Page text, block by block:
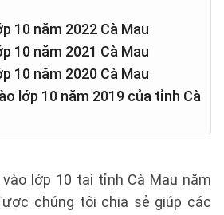
10 năm 2022 Cà Mau
10 năm 2021 Cà Mau
10 năm 2020 Cà Mau
lớp 10 năm 2019 của tỉnh Cà
lớp 10 tại tỉnh Cà Mau năm
chúng tôi chia sẻ giúp các